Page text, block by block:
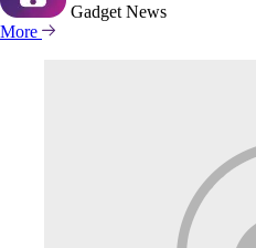
Gadget News
More